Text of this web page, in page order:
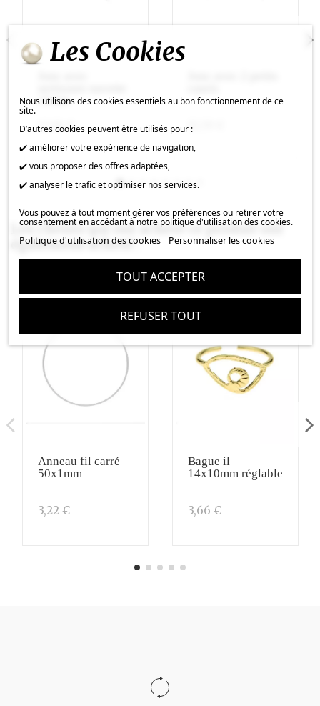
15mm
13,18 €
15,59 €
Les clients qui ont acheté ce produit ont
également acheté :
Anneau fil carré
50x1mm
3,22 €
Bague il
14x10mm réglable
3,66 €
Les Cookies
Nous utilisons des cookies essentiels au bon fonctionnement de ce
site.
D’autres cookies peuvent être utilisés pour :
✔️ améliorer votre expérience de navigation,
✔️ vous proposer des offres adaptées,
✔️ analyser le trafic et optimiser nos services.
Vous pouvez à tout moment gérer vos préférences ou retirer votre
consentement en accédant à notre politique d'utilisation des cookies.
Politique d'utilisation des cookies
Personnaliser les cookies
REFUSER TOUT
TOUT ACCEPTER